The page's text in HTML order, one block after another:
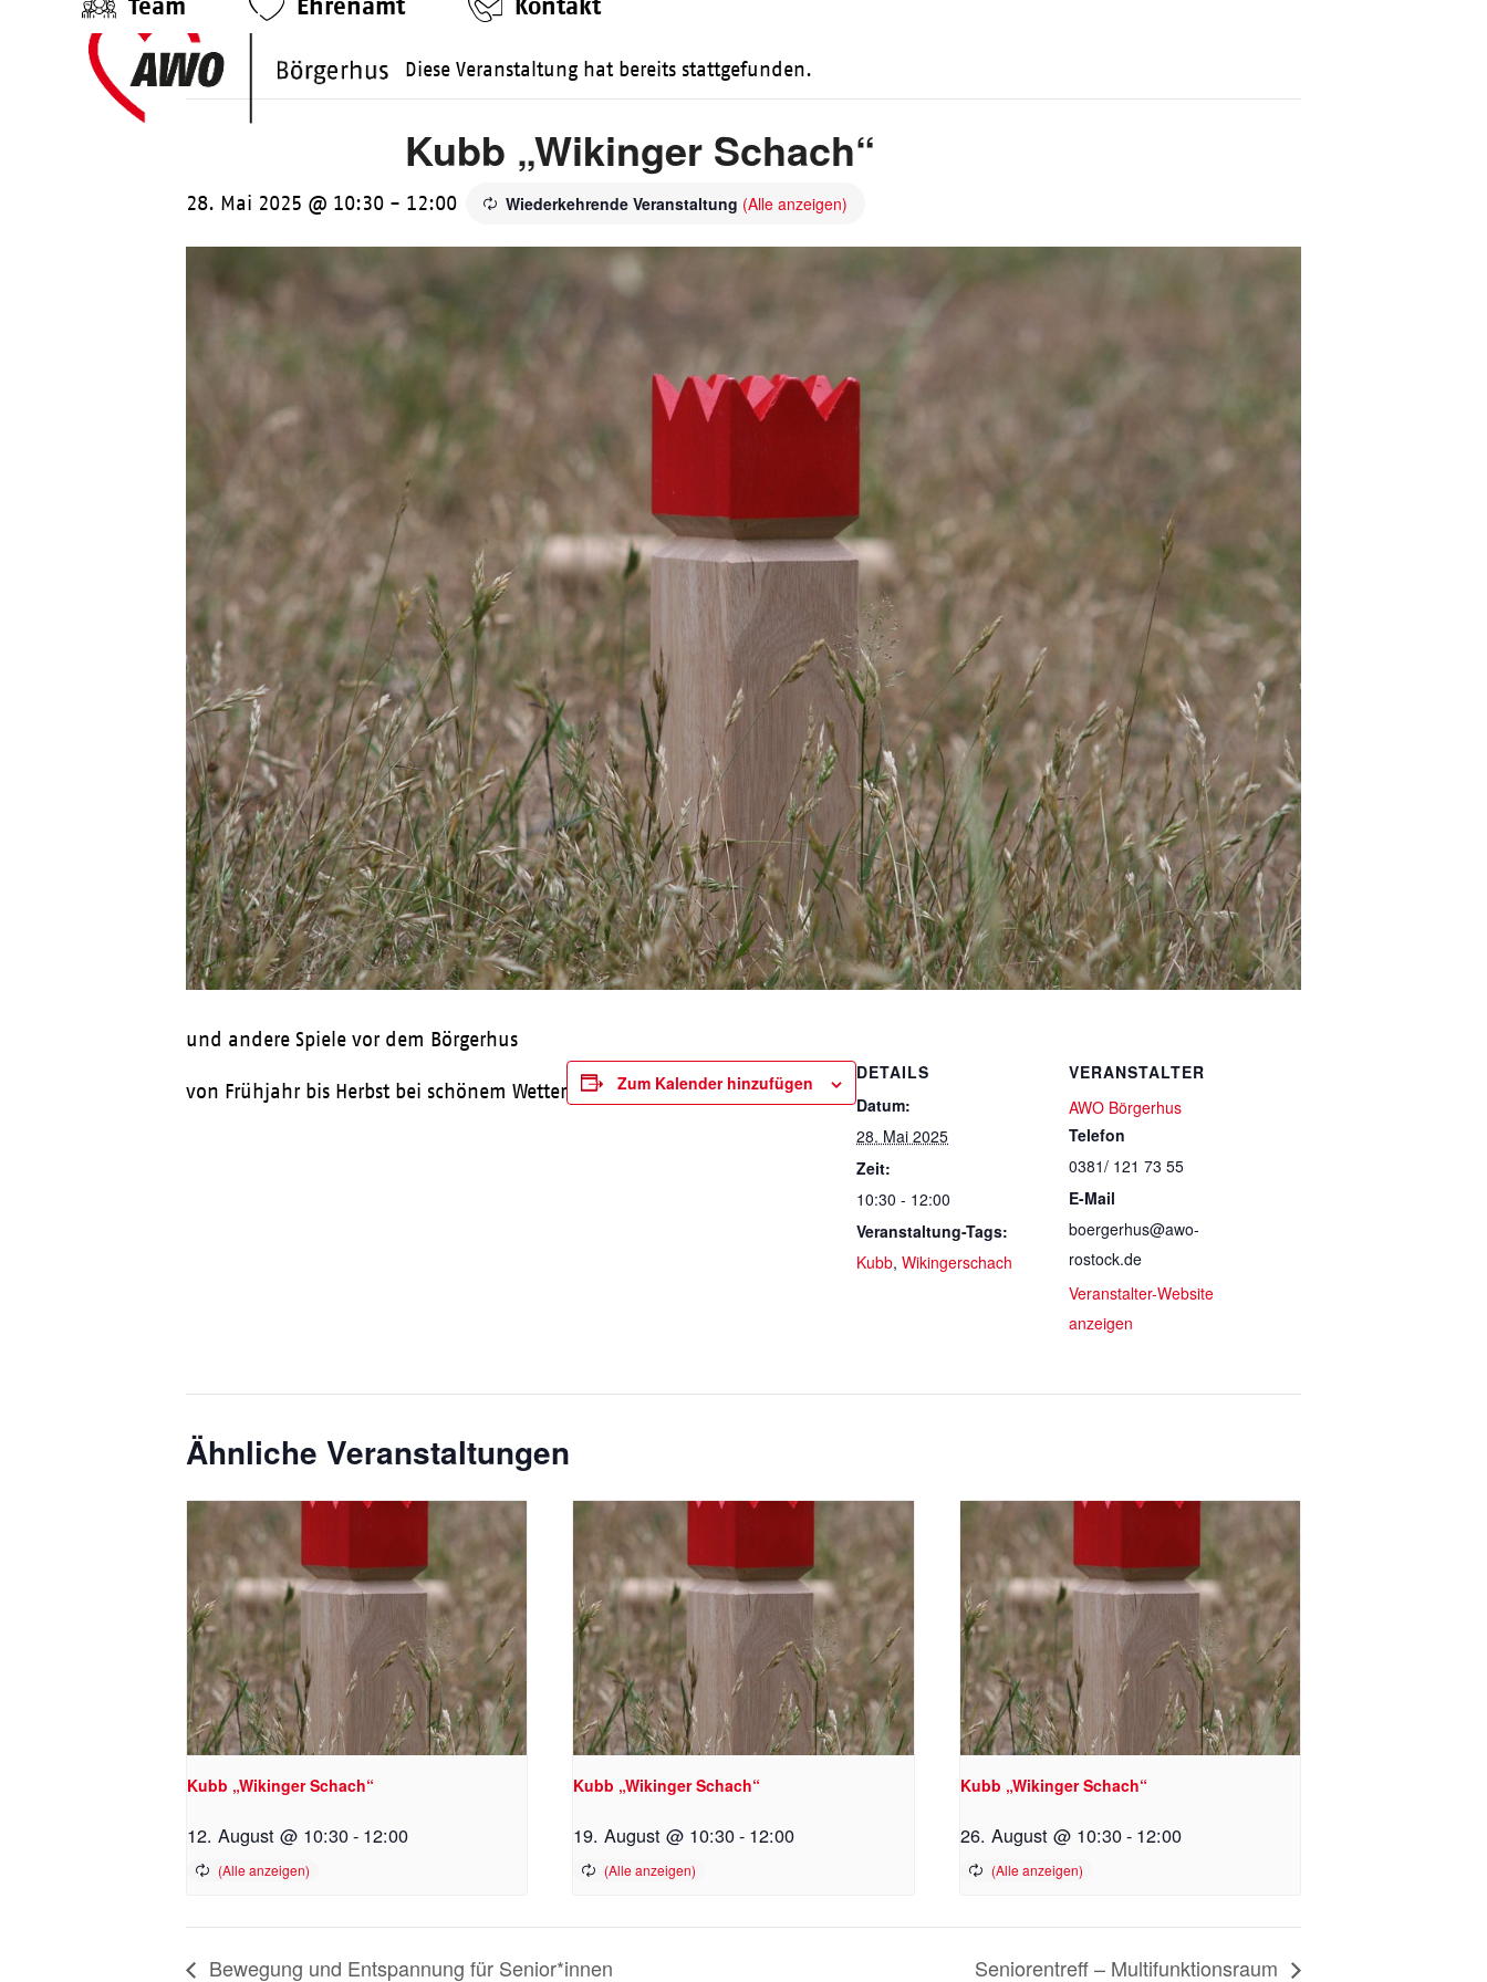
Team Ehrenamt Kontakt
Diese Veranstaltung hat bereits stattgefunden.
Kubb „Wikinger Schach“
28. Mai 2025 @ 10:30 - 12:00 Wiederkehrende Veranstaltung (Alle anzeigen)
und andere Spiele vor dem Börgerhus
von Frühjahr bis Herbst bei schönem Wetter Zum Kalender hinzufügen
DETAILS
Datum:
28. Mai 2025
Zeit:
10:30 - 12:00
Veranstaltung-Tags:
Kubb, Wikingerschach
VERANSTALTER
AWO Börgerhus
Telefon
0381/ 121 73 55
E-Mail
boergerhus@awo-
rostock.de
Veranstalter-Website
anzeigen
Ähnliche Veranstaltungen
Kubb „Wikinger Schach“
12. August @ 10:30- 12:00
Kubb „Wikinger Schach“
19. August @ 10:30- 12:00
Kubb „Wikinger Schach“
26. August @ 10:30- 12:00
Bewegung und Entspannung für Senior*innen Seniorentreff – Multifunktionsraum